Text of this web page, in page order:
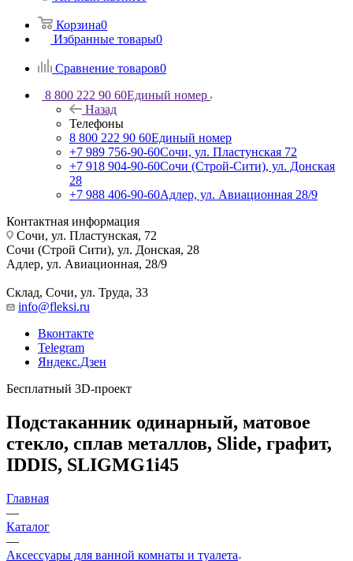
Корзина0
Избранные товары0
Сравнение товаров0
8 800 222 90 60Единый номер
Назад
Телефоны
8 800 222 90 60Единый номер
+7 989 756-90-60Сочи, ул. Пластунская 72
+7 918 904-90-60Сочи (Строй-Сити), ул. Донская
28
+7 988 406-90-60Адлер, ул. Авиационная 28/9
Контактная информация
Сочи, ул. Пластунская, 72
Сочи (Строй Сити), ул. Донская, 28
Адлер, ул. Авиационная, 28/9
Склад, Сочи, ул. Труда, 33
info@fleksi.ru
Вконтакте
Telegram
Яндекс.Дзен
Бесплатный 3D-проект
Подстаканник одинарный, матовое
стекло, сплав металлов, Slide, графит,
IDDIS, SLIGMG1i45
Главная
—
Каталог
—
Аксессуары для ванной комнаты и туалета